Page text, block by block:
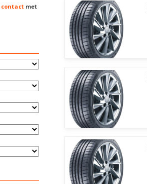
contact met